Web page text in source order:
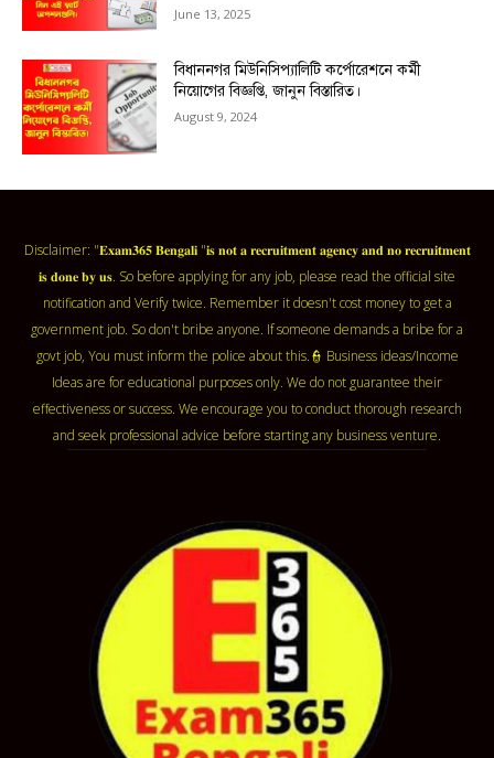
June 13, 2025
বিধাননগর মিউনিসিপ্যালিটি কর্পোরেশনে কর্মী
নিয়োগের বিজ্ঞপ্তি, জানুন বিস্তারিত।
August 9, 2024
Disclaimer: "𝐄𝐱𝐚𝐦𝟑𝟔𝟓 𝐁𝐞𝐧𝐠𝐚𝐥𝐢 "𝐢𝐬 𝐧𝐨𝐭 𝐚 𝐫𝐞𝐜𝐫𝐮𝐢𝐭𝐦𝐞𝐧𝐭 𝐚𝐠𝐞𝐧𝐜𝐲 𝐚𝐧𝐝 𝐧𝐨 𝐫𝐞𝐜𝐫𝐮𝐢𝐭𝐦𝐞𝐧𝐭
𝐢𝐬 𝐝𝐨𝐧𝐞 𝐛𝐲 𝐮𝐬. So before applying for any job, please read the official site
notification and Verify twice. Remember it doesn't cost money to get a
government job. So don't bribe anyone. If someone demands a bribe for a
govt job, You must inform the police about this.👮 Business ideas/Income
Ideas are for educational purposes only. We do not guarantee their
effectiveness or success. We encourage you to conduct thorough research
and seek professional advice before starting any business venture.